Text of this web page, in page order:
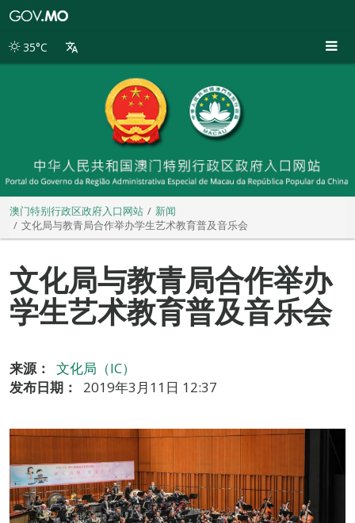
别
35°C
澳门特别行政区政府入口网站
新闻
文化局与教青局合作举办学生艺术教育普及音乐会
文化局与教青局合作举办
学生艺术教育普及音乐会
来源：
文化局（IC）
发布日期：
2019年3月11日 12:37